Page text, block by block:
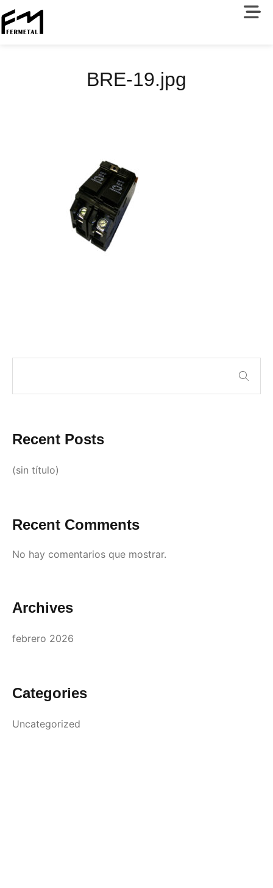
BRE-19.jpg
Recent Posts
(sin título)
Recent Comments
No hay comentarios que mostrar.
Archives
febrero 2026
Categories
Uncategorized